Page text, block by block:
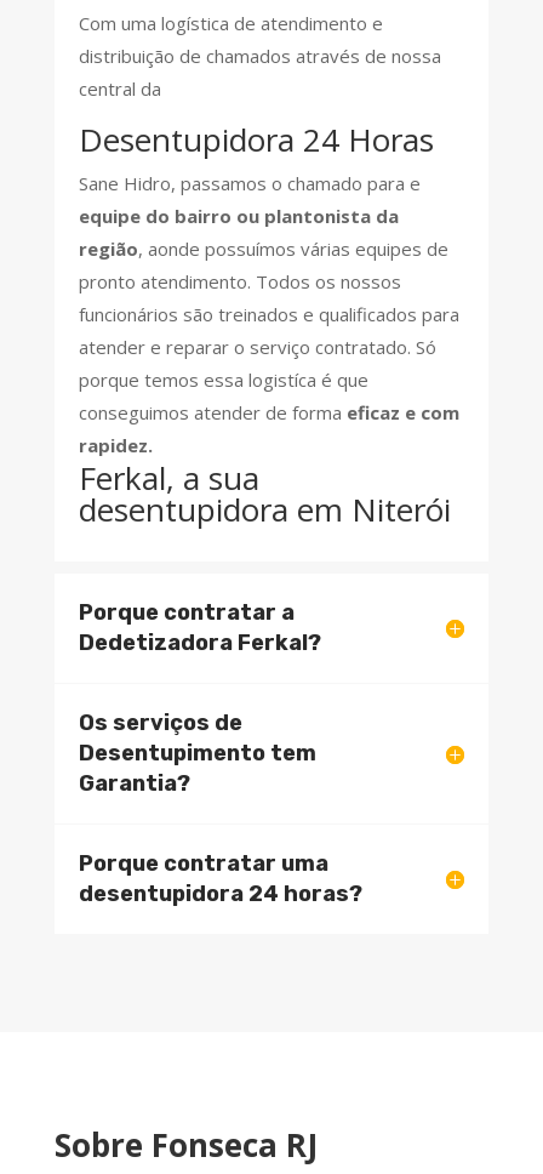
Com uma logística de atendimento e
distribuição de chamados através de nossa
central da
Desentupidora 24 Horas
Sane Hidro, passamos o chamado para e
equipe do bairro ou plantonista da
região, aonde possuímos várias equipes de
pronto atendimento. Todos os nossos
funcionários são treinados e qualificados para
atender e reparar o serviço contratado. Só
porque temos essa logistíca é que
conseguimos atender de forma eficaz e com
rapidez.
Ferkal, a sua
desentupidora em Niterói
Porque contratar a
Dedetizadora Ferkal?
Os serviços de
Desentupimento tem
Garantia?
Porque contratar uma
desentupidora 24 horas?
Sobre Fonseca RJ